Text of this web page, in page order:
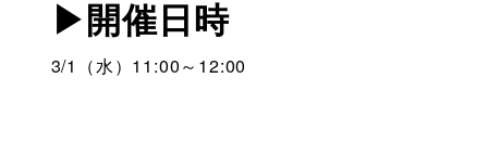
▶開催日時
3/1（水）11:00～12:00